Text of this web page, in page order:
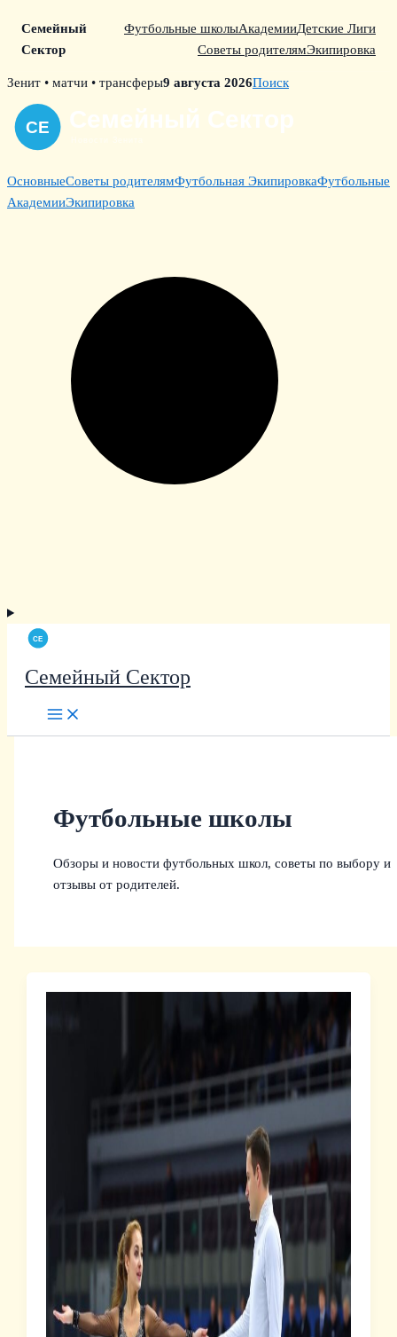
Семейный
Сектор
Футбольные школыАкадемииДетские Лиги
Советы родителямЭкипировка
Skip
content
Зенит • матчи • трансферы9 августа 2026Поиск
ОсновныеСоветы родителямФутбольная ЭкипировкаФутбольные
АкадемииЭкипировка
Семейный Сектор
Футбольные школы
Обзоры и новости футбольных школ, советы по выбору и
отзывы от родителей.